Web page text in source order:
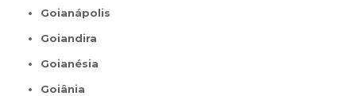
Goianápolis
Goiandira
Goianésia
Goiânia